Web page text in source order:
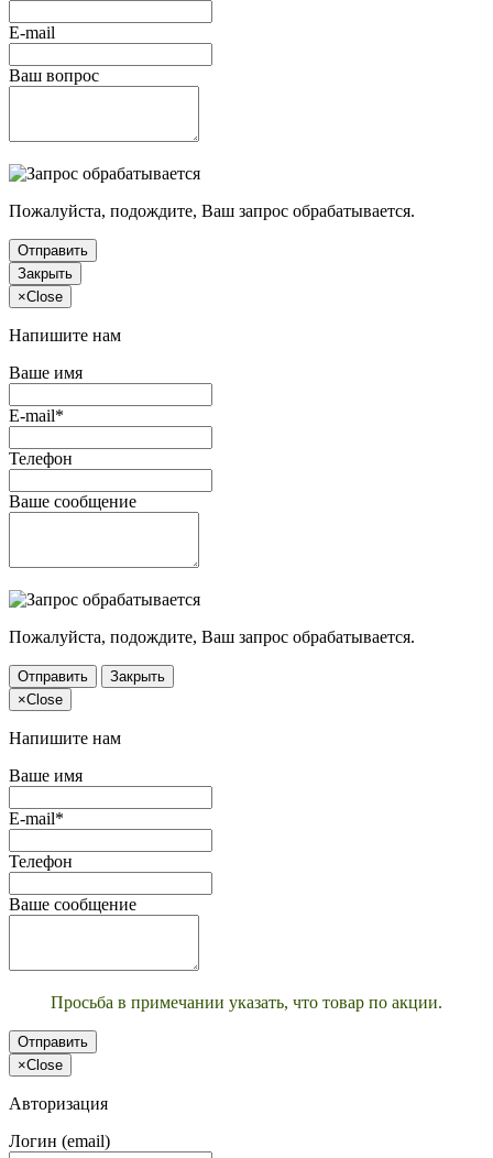
E-mail
Ваш вопрос
Пожалуйста, подождите, Ваш запрос обрабатывается.
Отправить
Закрыть
×Close
Напишите нам
Ваше имя
E-mail*
Телефон
Ваше сообщение
Пожалуйста, подождите, Ваш запрос обрабатывается.
Отправить
Закрыть
×Close
Напишите нам
Ваше имя
E-mail*
Телефон
Ваше сообщение
Просьба в примечании указать, что товар по акции.
Отправить
×Close
Авторизация
Логин (email)